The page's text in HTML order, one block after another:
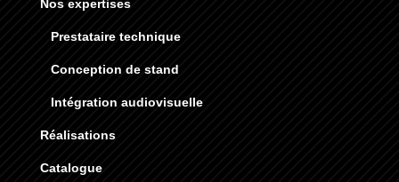
Nos expertises
Prestataire technique
Conception de stand
Intégration audiovisuelle
Réalisations
Catalogue